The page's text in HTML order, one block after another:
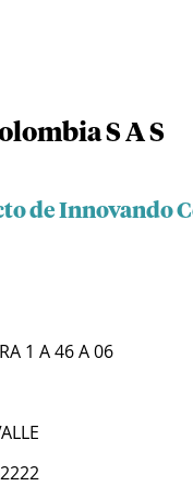
S A S
de Innovando
1 A 46 A 06